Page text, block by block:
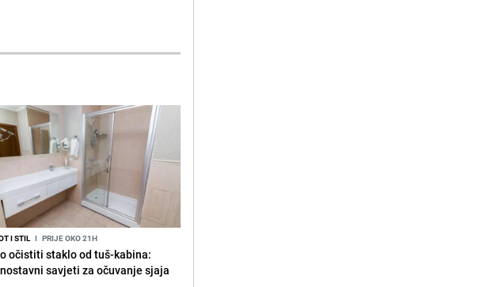
I STIL I PRIJE OKO 21H
očistiti staklo od tuš-kabina:
savjeti za očuvanje sjaja